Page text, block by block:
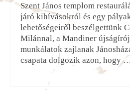
Szent János templom
járó kihívásokról és egy
lehetőségeiről beszélgettünk
Milánnal, a Mandiner
munkálatok zajlanak
csapata dolgozik azon, hogy …